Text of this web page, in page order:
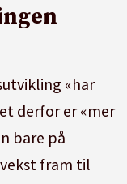
«har
derfor er «mer
bare på
fram til